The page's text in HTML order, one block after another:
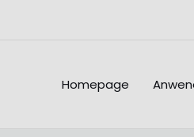
Homepage